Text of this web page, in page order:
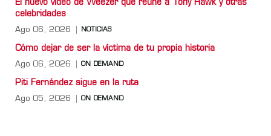
El nuevo video de Weezer que reúne a Tony Hawk y otras
celebridades
Ago 06, 2026 NOTICIAS
Cómo dejar de ser la víctima de tu propia historia
Ago 06, 2026 ON DEMAND
Piti Fernández sigue en la ruta
Ago 05, 2026 ON DEMAND